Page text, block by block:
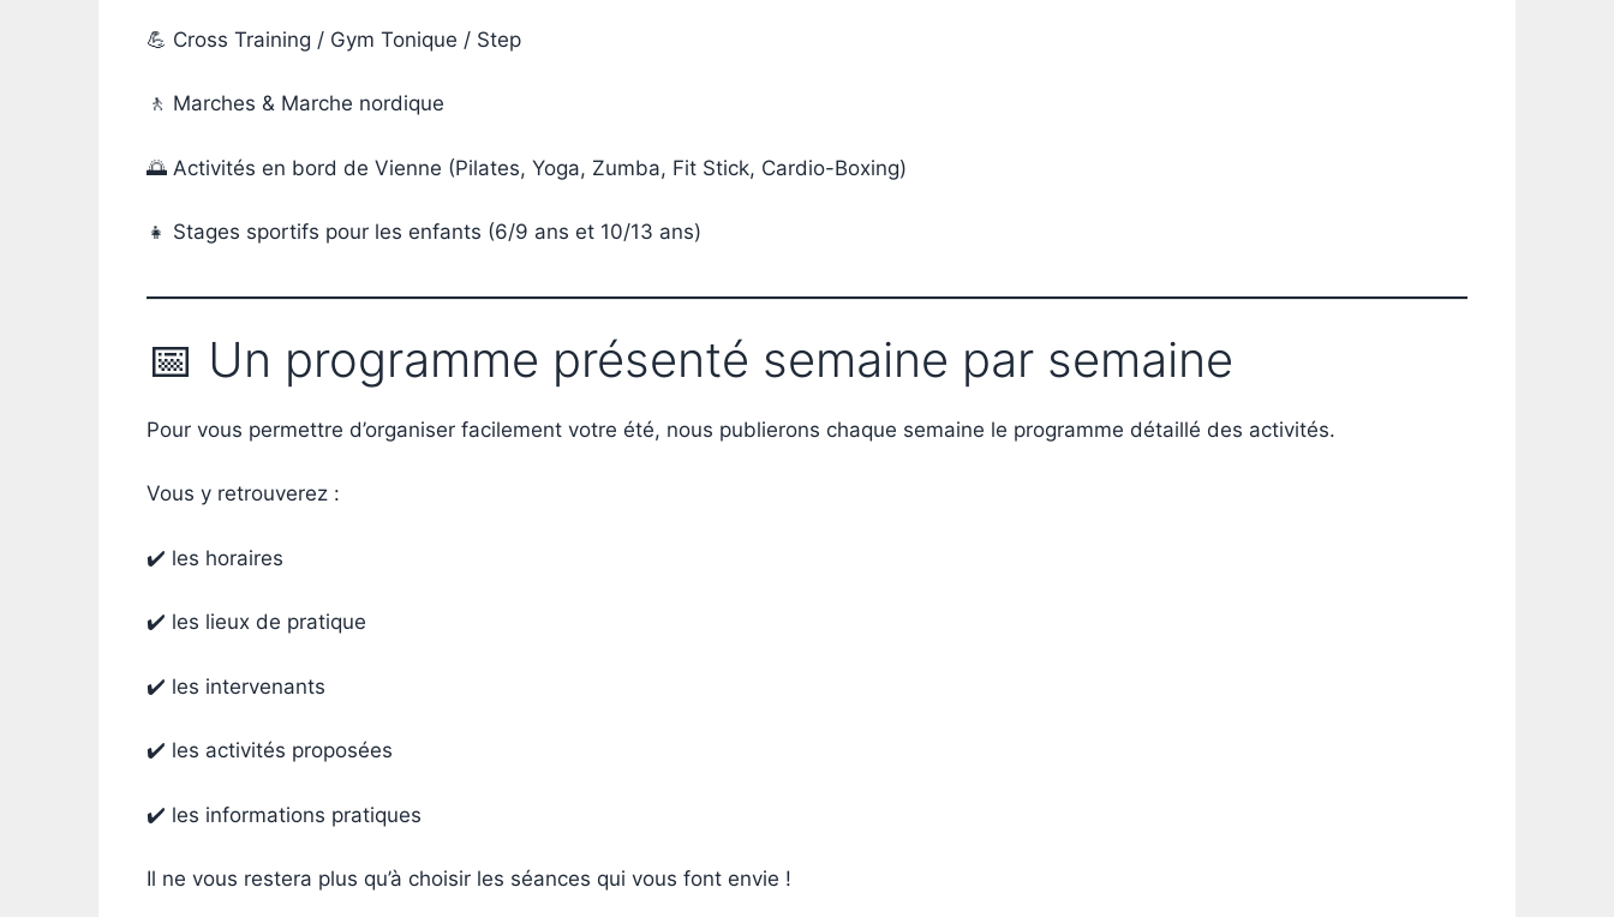
💪 Cross Training / Gym Tonique / Step
🚶 Marches & Marche nordique
🌅 Activités en bord de Vienne (Pilates, Yoga, Zumba, Fit Stick, Cardio-Boxing)
👧 Stages sportifs pour les enfants (6/9 ans et 10/13 ans)
📅 Un programme présenté semaine par semaine
Pour vous permettre d’organiser facilement votre été, nous publierons chaque semaine le programme détaillé des activités.
Vous y retrouverez :
✔️ les horaires
✔️ les lieux de pratique
✔️ les intervenants
✔️ les activités proposées
✔️ les informations pratiques
Il ne vous restera plus qu’à choisir les séances qui vous font envie !